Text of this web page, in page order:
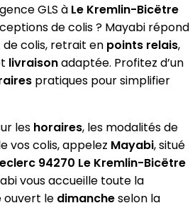
GLS à Le Kremlin-Bicëtre
de colis ? Mayabi répond
de colis, retrait en points relais,
livraisonadaptée. Profitez d’un
pratiques pour simplifier
les horaires, les modalités de
vos colis, appelez Mayabi, situé
94270 Le Kremlin-Bicëtre
vous accueille toute la
ouvert le dimancheselon la